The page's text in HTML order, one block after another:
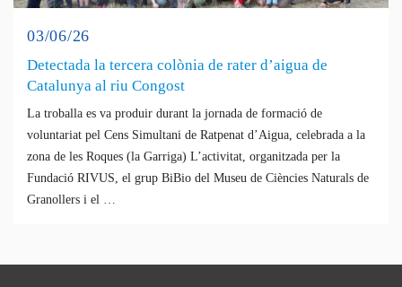
03/06/26
Detectada la tercera colònia de rater d’aigua de
Catalunya al riu Congost
La troballa es va produir durant la jornada de formació de
voluntariat pel Cens Simultani de Ratpenat d’Aigua, celebrada a la
zona de les Roques (la Garriga) L’activitat, organitzada per la
Fundació RIVUS, el grup BiBio del Museu de Ciències Naturals de
Granollers i el …